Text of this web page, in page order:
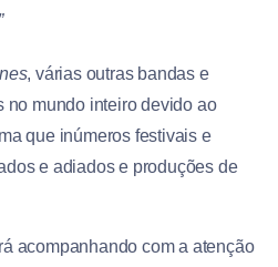
, várias outras bandas e
no mundo inteiro devido ao
que inúmeros festivais e
e adiados e produções de
acompanhando com a atenção